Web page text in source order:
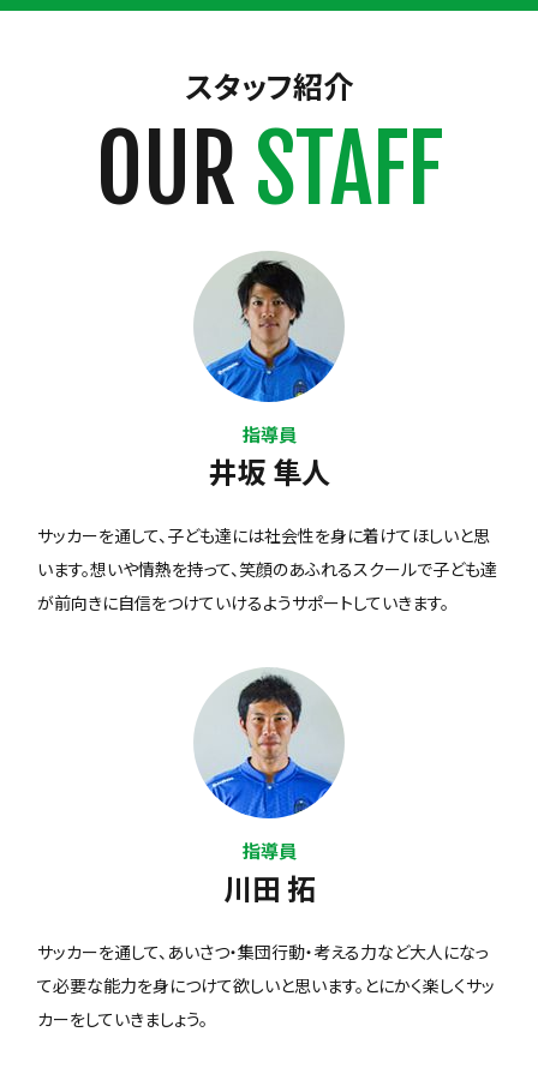
スタッフ紹介
OUR STAFF
指導員
井坂 隼人
サッカーを通して、子ども達には社会性を身に着けてほしいと思
います。想いや情熱を持って、笑顔のあふれるスクールで子ども達
が前向きに自信をつけていけるようサポートしていきます。
指導員
川田 拓
サッカーを通して、あいさつ・集団行動・考える力など大人になっ
て必要な能力を身につけて欲しいと思います。とにかく楽しくサッ
カーをしていきましょう。